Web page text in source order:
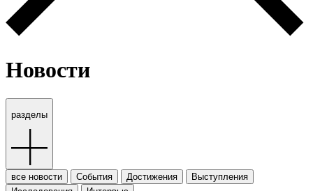
Новости
разделы
все новости События Достижения
Выступления